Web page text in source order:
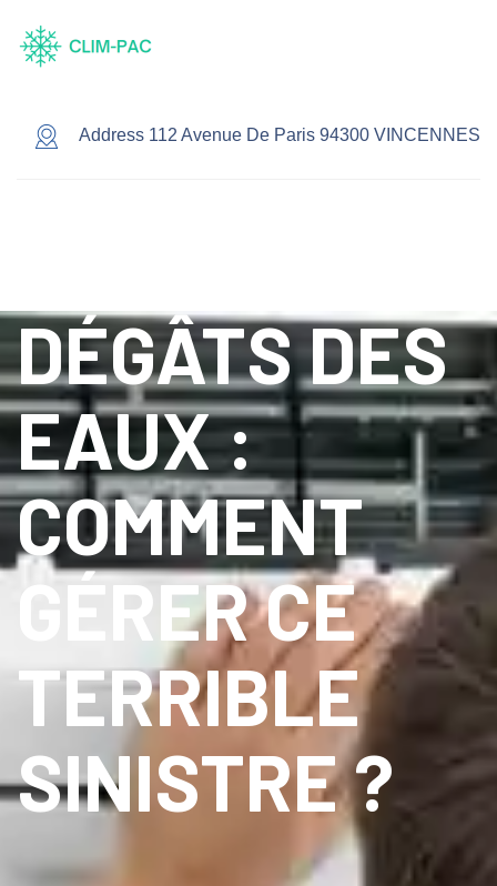
Address 112 Avenue De Paris 94300 VINCENNES
DÉGÂTS DES
EAUX :
COMMENT
GÉRER CE
TERRIBLE
SINISTRE ?